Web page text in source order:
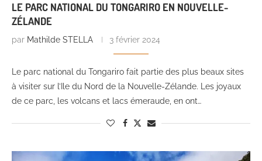
LE PARC NATIONAL DU TONGARIRO EN NOUVELLE-
ZÉLANDE
par Mathilde STELLA 3 février 2024
Le parc national du Tongariro fait partie des plus beaux sites
à visiter sur l’Ile du Nord de la Nouvelle-Zélande. Les joyaux
de ce parc, les volcans et lacs émeraude, en ont…